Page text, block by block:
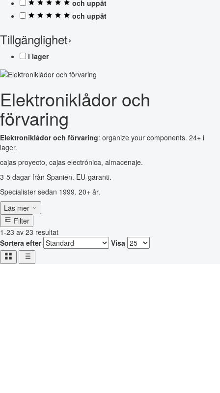
och uppåt
och uppåt
Tillgänglighet›
I lager
Elektroniklådor och
förvaring
Elektroniklådor och förvaring: organize your components. 24+ i
lager.
cajas proyecto, cajas electrónica, almacenaje.
3-5 dagar från Spanien. EU-garanti.
Specialister sedan 1999. 20+ år.
Läs mer
Filter
1-23 av 23 resultat
Sortera efter
Visa